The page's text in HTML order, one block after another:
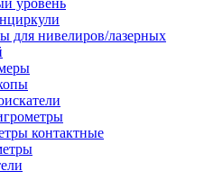
уровень
для нивелиров/лазерных
контактные